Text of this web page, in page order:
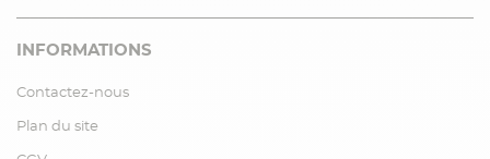
INFORMATIONS
Contactez-nous
Plan du site